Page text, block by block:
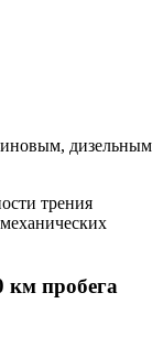
дизельным
трения
км пробега